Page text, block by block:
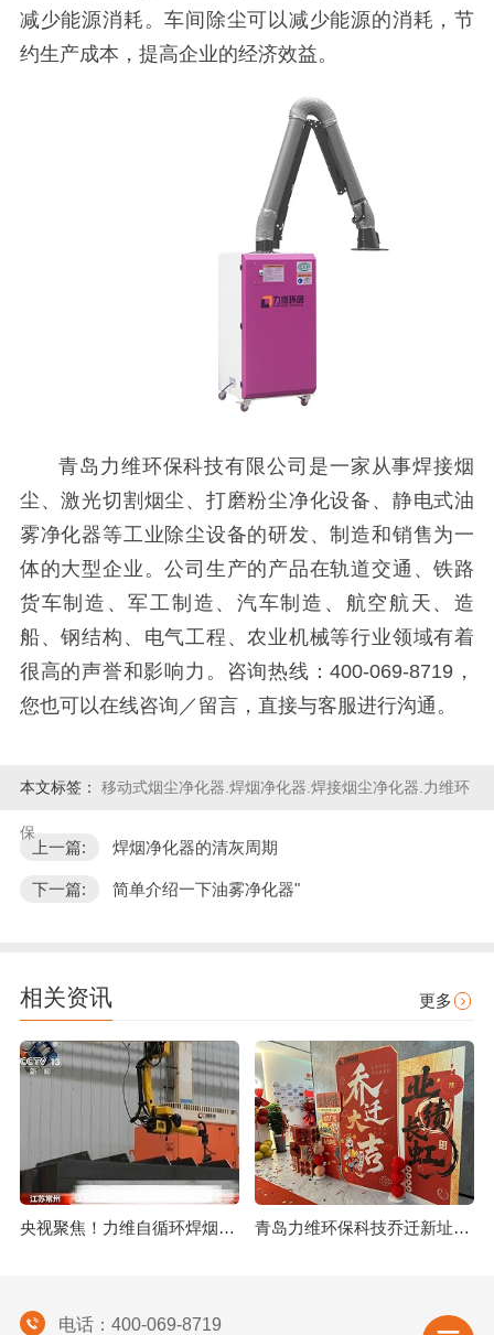
减少能源消耗。车间除尘可以减少能源的消耗，节
约生产成本，提高企业的经济效益。
青岛力维环保科技有限公司是一家从事焊接烟
尘、激光切割烟尘、打磨粉尘净化设备、静电式油
雾净化器等工业除尘设备的研发、制造和销售为一
体的大型企业。公司生产的产品在轨道交通、铁路
货车制造、军工制造、汽车制造、航空航天、造
船、钢结构、电气工程、农业机械等行业领域有着
很高的声誉和影响力。咨询热线：400-069-8719，
您也可以在线咨询／留言，直接与客服进行沟通。
本文标签： 移动式烟尘净化器.焊烟净化器.焊接烟尘净化器.力维环
保
上一篇: 焊烟净化器的清灰周期
下一篇: 简单介绍一下油雾净化器"
相关资讯 更多
央视聚焦！力维自循环焊烟净化器助力变压器巨头打造绿色智造新标杆 青岛力维环保科技乔迁新址：启航绿色发展新征程
电话：400-069-8719